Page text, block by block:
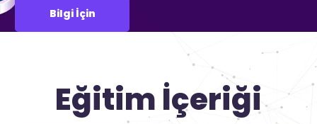
Bilgi İçin
Eğitim İçeriği